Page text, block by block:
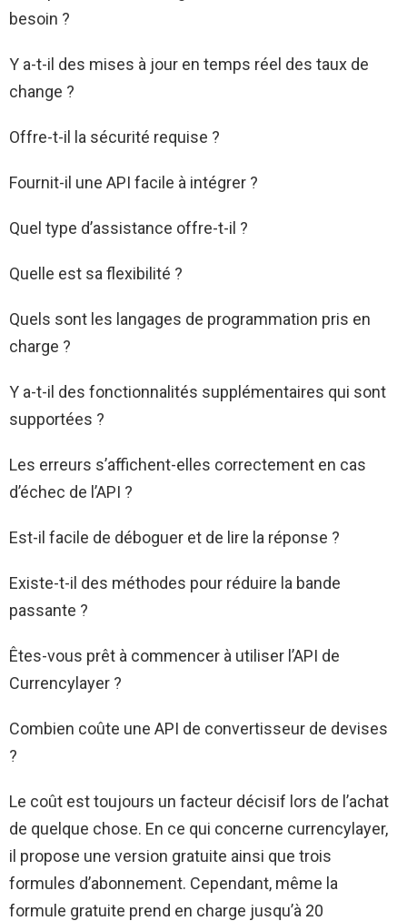
besoin ?
Y a-t-il des mises à jour en temps réel des taux de
change ?
Offre-t-il la sécurité requise ?
Fournit-il une API facile à intégrer ?
Quel type d’assistance offre-t-il ?
Quelle est sa flexibilité ?
Quels sont les langages de programmation pris en
charge ?
Y a-t-il des fonctionnalités supplémentaires qui sont
supportées ?
Les erreurs s’affichent-elles correctement en cas
d’échec de l’API ?
Est-il facile de déboguer et de lire la réponse ?
Existe-t-il des méthodes pour réduire la bande
passante ?
Êtes-vous prêt à commencer à utiliser l’API de
Currencylayer ?
Combien coûte une API de convertisseur de devises
?
Le coût est toujours un facteur décisif lors de l’achat
de quelque chose. En ce qui concerne currencylayer,
il propose une version gratuite ainsi que trois
formules d’abonnement. Cependant, même la
formule gratuite prend en charge jusqu’à 20